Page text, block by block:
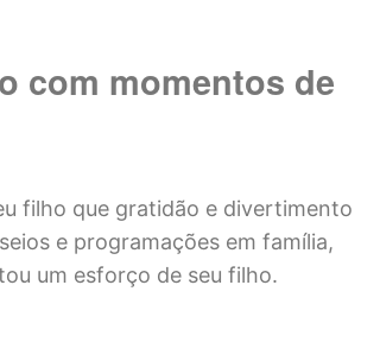
com momentos de
filho que gratidão e divertimento
e programações em família,
um esforço de seu filho.